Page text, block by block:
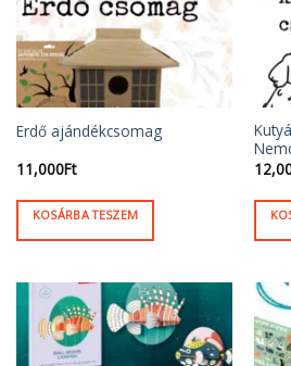
Erdő ajándékcsomag
11,000Ft
KOSÁRBA TESZEM